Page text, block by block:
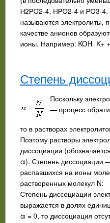
Н2РО2-4, НРО2-4 и РО3-4.
называются электролиты,
качестве анионов
ионы. Например: KOH K+
Степень
Поскольку
— процесс
то в растворах
Поэтому растворы
диссоциации
α). Степень диссоциации
распавшихся на ионы
растворенных молекул N:
Степень диссоциации
выражается в долях
α = 0, то диссоциация